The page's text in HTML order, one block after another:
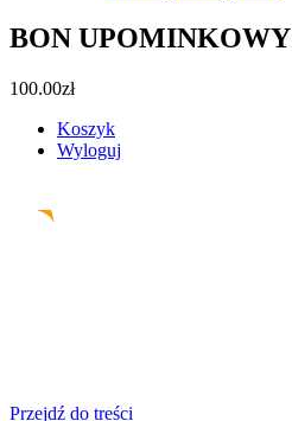
BON UPOMINKOWY
100.00zł
Koszyk
Wyloguj
Przejdź do treści